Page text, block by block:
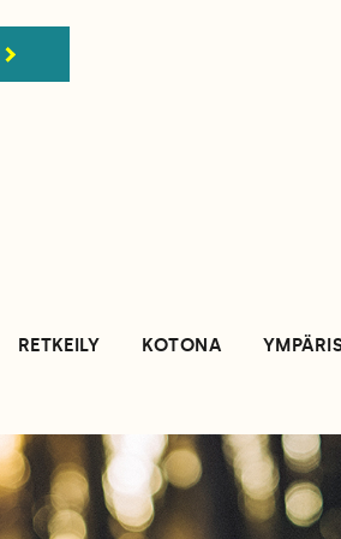
RETKEILY KOTONA